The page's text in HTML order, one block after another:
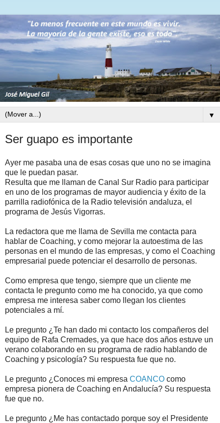
▼
Ser guapo es importante
Ayer me pasaba una de esas cosas que uno no se imagina
que le puedan pasar.
Resulta que me llaman de Canal Sur Radio para participar
en uno de los programas de mayor audiencia y éxito de la
parrilla radiofónica de la Radio televisión andaluza, el
programa de Jesús Vigorras.
La redactora que me llama de Sevilla me contacta para
hablar de Coaching, y como mejorar la autoestima de las
personas en el mundo de las empresas, y como el Coaching
empresarial puede potenciar el desarrollo de personas.
Como empresa que tengo, siempre que un cliente me
contacta le pregunto como me ha conocido, ya que como
empresa me interesa saber como llegan los clientes
potenciales a mí.
Le pregunto ¿Te han dado mi contacto los compañeros del
equipo de Rafa Cremades, ya que hace dos años estuve un
verano colaborando en su programa de radio hablando de
Coaching y psicología? Su respuesta fue que no.
Le pregunto ¿Conoces mi empresa COANCO como
empresa pionera de Coaching en Andalucía? Su respuesta
fue que no.
Le pregunto ¿Me has contactado porque soy el Presidente